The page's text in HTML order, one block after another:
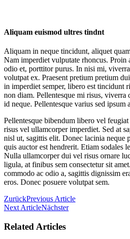
Aliquam euismod ultres tindnt
Aliquam in neque tincidunt, aliquet
Nam imperdiet vulputate rhoncus. Proin
odio et, porttitor purus. In nisi mi,
volutpat ex. Praesent pretium pretium
in imperdiet semper, libero est tincidunt
non diam. Pellentesque mi risus,
id neque. Pellentesque varius sed ipsum
Pellentesque bibendum libero vel
risus vel ullamcorper imperdiet. Sed at
nisl ut, sagittis elit. Donec lacinia neque
quis auctor est hendrerit. Etiam sodales
Nulla ullamcorper dui vel risus ornare
ligula, at finibus sem consectetur sit
commodo ac odio a, sagittis dignissim
eros. Donec posuere volutpat sem.
ZurückPrevious Article
Next ArticleNächster
Related Articles